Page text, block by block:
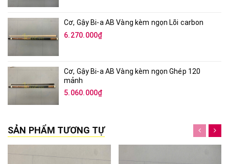
Cơ, Gậy Bi-a AB Vàng kèm ngọn Lõi carbon
6.270.000₫
Cơ, Gậy Bi-a AB Vàng kèm ngọn Ghép 120
mảnh
5.060.000₫
SẢN PHẨM TƯƠNG TỰ